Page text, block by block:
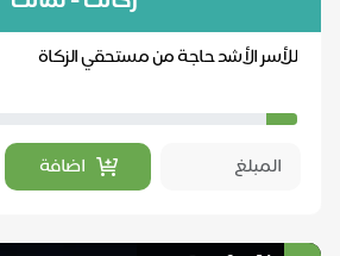
للأسر الأشد حاجة من مستحقي الزكاة
اضافة